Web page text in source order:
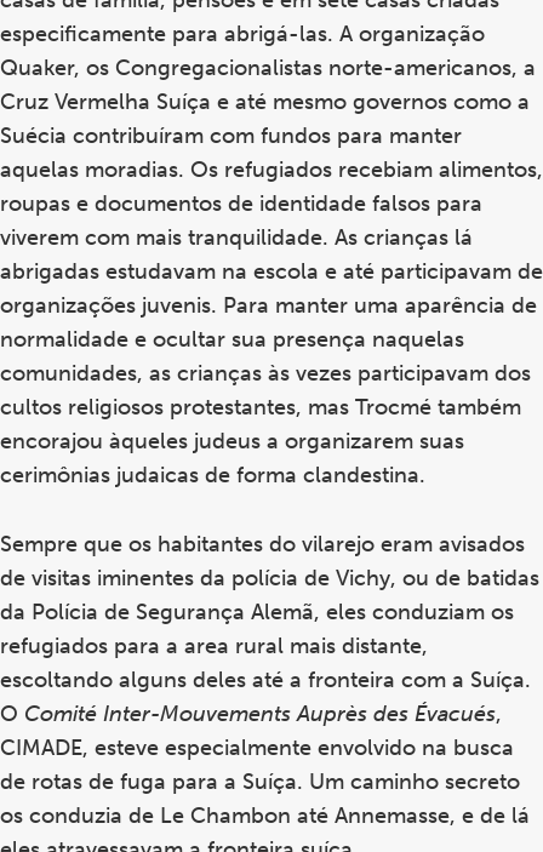
especificamente para abrigá-las. A organização
Quaker, os Congregacionalistas norte-americanos, a
Cruz Vermelha Suíça e até mesmo governos como a
Suécia contribuíram com fundos para manter
aquelas moradias. Os refugiados recebiam alimentos,
roupas e documentos de identidade falsos para
viverem com mais tranquilidade. As crianças lá
abrigadas estudavam na escola e até participavam de
organizações juvenis. Para manter uma aparência de
normalidade e ocultar sua presença naquelas
comunidades, as crianças às vezes participavam dos
cultos religiosos protestantes, mas Trocmé também
encorajou àqueles judeus a organizarem suas
cerimônias judaicas de forma clandestina.
Sempre que os habitantes do vilarejo eram avisados
de visitas iminentes da polícia de Vichy, ou de batidas
da Polícia de Segurança Alemã, eles conduziam os
refugiados para a area rural mais distante,
escoltando alguns deles até a fronteira com a Suíça.
O Comité Inter-Mouvements Auprès des Évacués,
CIMADE, esteve especialmente envolvido na busca
de rotas de fuga para a Suíça. Um caminho secreto
os conduzia de Le Chambon até Annemasse, e de lá